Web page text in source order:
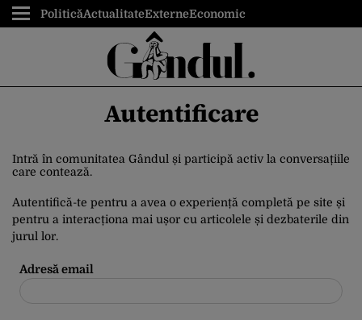
PoliticăActualitateExterneEconomic
Autentificare
Intră în comunitatea Gândul și participă activ la conversațiile
care contează.
Autentifică-te pentru a avea o experiență completă pe site și
pentru a interacționa mai ușor cu articolele și dezbaterile din
jurul lor.
Adresă email